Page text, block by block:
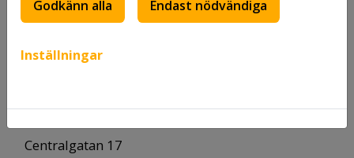
AB Tierpsbyggen
815 21 Tierp
Besöksadress
Centralgatan 17
Godkänn alla Endast nödvändiga
Inställningar